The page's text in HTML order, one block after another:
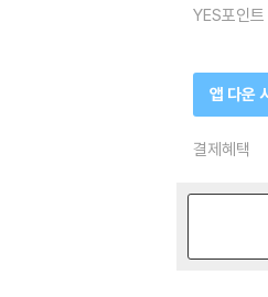
YES포인트
앱 다운
결제혜택